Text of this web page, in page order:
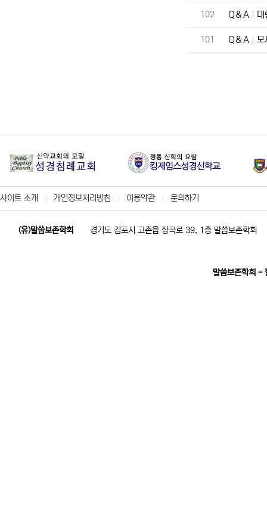
번호
102 Q＆A 대
번호
101 Q＆A 모
사이트 소개 개인정보처리방침 이용약관 문의하기
(유)말씀보존학회 경기도 김포시 고촌읍 장곡로 39, 1층 말씀보존학회
말씀보존학회 -